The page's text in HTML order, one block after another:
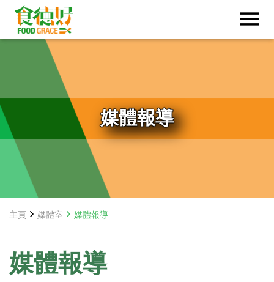
媒體報導
主頁 媒體室 媒體報導
媒體報導